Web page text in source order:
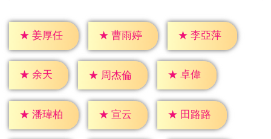
★ 姜厚任 ★ 曹雨婷 ★ 李亞萍
★ 余天 ★ 周杰倫 ★ 卓偉
★ 潘瑋柏 ★ 宣云 ★ 田路路